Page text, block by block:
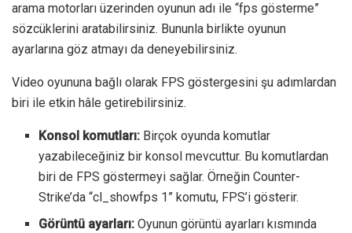
arama motorları üzerinden oyunun adı ile “fps gösterme”
sözcüklerini aratabilirsiniz. Bununla birlikte oyunun
ayarlarına göz atmayı da deneyebilirsiniz.
Video oyununa bağlı olarak FPS göstergesini şu adımlardan
biri ile etkin hâle getirebilirsiniz.
Konsol komutları: Birçok oyunda komutlar
yazabileceğiniz bir konsol mevcuttur. Bu komutlardan
biri de FPS göstermeyi sağlar. Örneğin Counter-
Strike’da “cl_showfps 1” komutu, FPS’i gösterir.
Görüntü ayarları: Oyunun görüntü ayarları kısmında